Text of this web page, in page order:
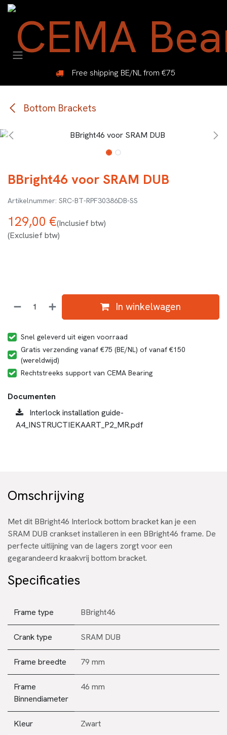
Overslaan naar inhoud
Free shipping BE/NL from €75
Bottom Brackets
BBright46 voor SRAM DUB
SRC-BT-RPF30386DB-SS
129,00 €(Inclusief btw)
(Exclusief btw)
In winkelwagen
Snel geleverd uit eigen voorraad
Gratis verzending vanaf €75 (BE/NL) of vanaf €150
(wereldwijd)
Rechtstreeks support van CEMA Bearing
Documenten
Interlock installation guide-
A4_INSTRUCTIEKAART_P2_MR.pdf
Omschrijving
Met dit BBright46 Interlock bottom bracket kan je een
SRAM DUB crankset installeren in een BBright46 frame. De
perfecte uitlijning van de lagers zorgt voor een
gegarandeerd kraakvrij bottom bracket.
Specificaties
Frame type BBright46
Crank type SRAM DUB
Frame breedte 79 mm
Frame
Binnendiameter
46 mm
Kleur Zwart